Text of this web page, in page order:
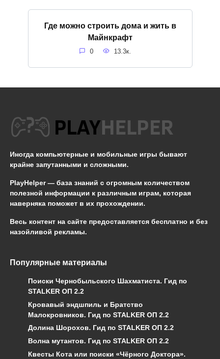
Где можно строить дома и жить в
Майнкрафт
0 13.3к.
Иногда компьютерные и мобильные игры бывают
крайне запутанными и сложными.
PlayHelper — база знаний с огромным количеством
полезной информации к различным играм, которая
наверняка поможет в их прохождении.
Весь контент на сайте предоставляется бесплатно и без
назойливой рекламы.
Популярные материалы
Поиски Чернобыльского Шахматиста. Гид по
STALKER ОП 2.2
Кровавый эндшпиль и Братство
Малокровников. Гид по STALKER ОП 2.2
Долина Шорохов. Гид по STALKER ОП 2.2
Волна мутантов. Гид по STALKER ОП 2.2
Квесты Кота или поиски «Чёрного Доктора».